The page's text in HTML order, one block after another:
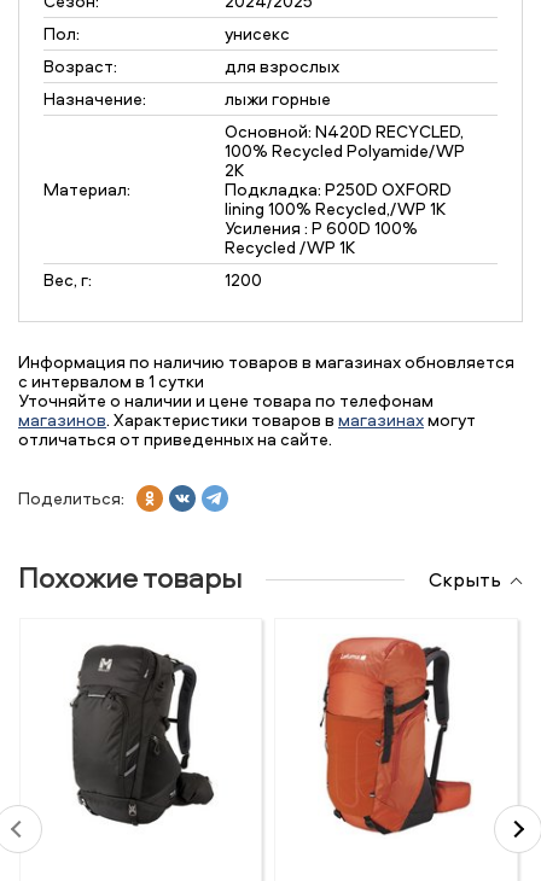
Пол:
унисекс
Возраст:
для взрослых
Назначение:
лыжи горные
Материал:
Основной: N420D RECYCLED,
100% Recycled Polyamide/WP
2К
Подкладка: P250D OXFORD
lining 100% Recycled,/WP 1К
Усиления : P 600D 100%
Recycled /WP 1К
Вес, г:
1200
Информация по наличию товаров в магазинах обновляется
с интервалом в 1 сутки
Уточняйте о наличии и цене товара по телефонам
магазинов. Характеристики товаров в магазинахмогут
отличаться от приведенных на сайте.
Поделиться:
Похожие товары Скрыть